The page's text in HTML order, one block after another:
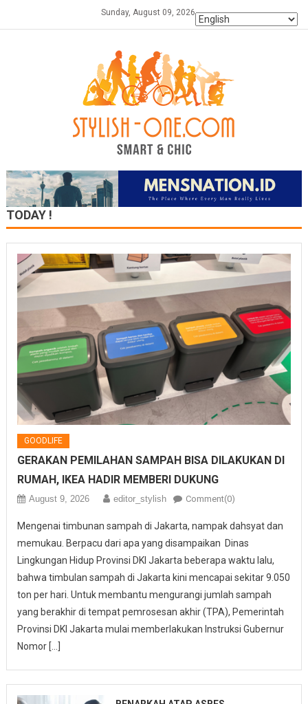
Sunday, August 09, 2026
TODAY !
GOODLIFE
GERAKAN PEMILAHAN SAMPAH BISA DILAKUKAN DI
RUMAH, IKEA HADIR MEMBERI DUKUNG
August 9, 2026 editor_stylish Comment(0)
Mengenai timbunan sampah di Jakarta, nampak dahsyat dan
memukau. Berpacu dari apa yang disampaikan Dinas
Lingkungan Hidup Provinsi DKI Jakarta beberapa waktu lalu,
bahwa timbulan sampah di Jakarta kini mencapai sekitar 9.050
ton per hari. Untuk membantu mengurangi jumlah sampah
yang berakhir di tempat pemrosesan akhir (TPA), Pemerintah
Provinsi DKI Jakarta mulai memberlakukan Instruksi Gubernur
Nomor […]